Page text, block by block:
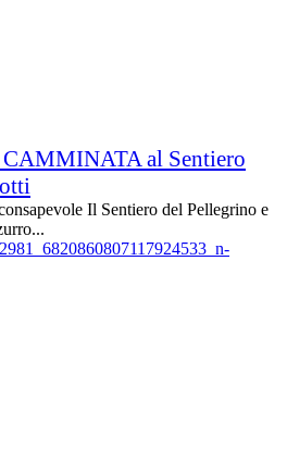
al Sentiero
Il Sentiero del Pellegrino e